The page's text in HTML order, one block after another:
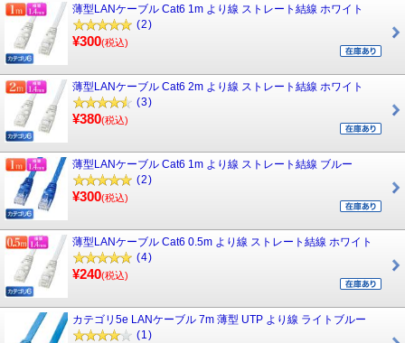
薄型LANケーブル Cat6 1m より線 ストレート結線 ホワイト
(2)
¥300(税込)
薄型LANケーブル Cat6 2m より線 ストレート結線 ホワイト
(3)
¥380(税込)
薄型LANケーブル Cat6 1m より線 ストレート結線 ブルー
(2)
¥300(税込)
薄型LANケーブル Cat6 0.5m より線 ストレート結線 ホワイト
(4)
¥240(税込)
カテゴリ5e LANケーブル 7m 薄型 UTP より線 ライトブルー
(1)